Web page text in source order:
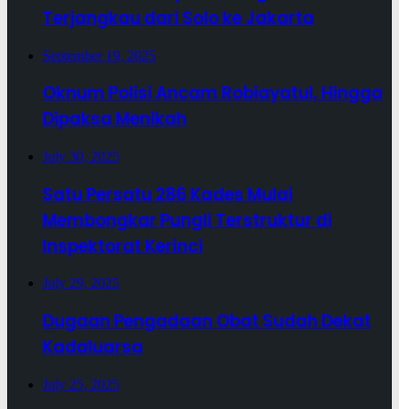
Terjangkau dari Solo ke Jakarta
September 19, 2025
Oknum Polisi Ancam Robiayatul, Hingga
Dipaksa Menikah
July 30, 2025
Satu Persatu 286 Kades Mulai
Membongkar Pungli Terstruktur di
Inspektorat Kerinci
July 29, 2025
Dugaan Pengadaan Obat Sudah Dekat
Kadaluarsa
July 25, 2025